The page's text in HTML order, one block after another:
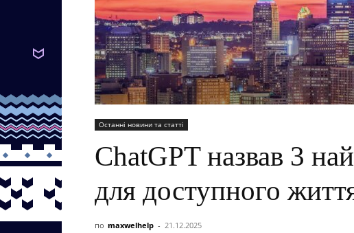
Останні новини та статті
ChatGPT назвав 3
для доступного
по maxwelhelp - 21.12.2025